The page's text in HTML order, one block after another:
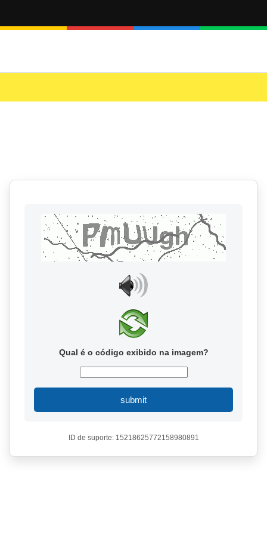
Qual é o código exibido na imagem?
submit
ID de suporte: 15218625772158980891